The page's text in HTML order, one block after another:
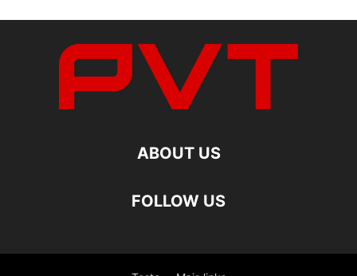
ABOUT US
FOLLOW US